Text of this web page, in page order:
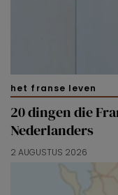
het franse leven
20 dingen die
Nederlanders
2 AUGUSTUS 2026